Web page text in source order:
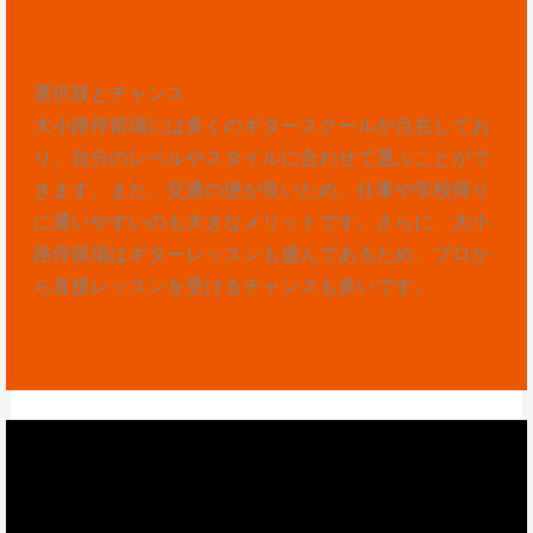
選択肢とチャンス
大小路停留場には多くのギタースクールが点在してお
り、自分のレベルやスタイルに合わせて選ぶことがで
きます。また、交通の便が良いため、仕事や学校帰り
に通いやすいのも大きなメリットです。さらに、大小
路停留場はギターレッスンも盛んであるため、プロか
ら直接レッスンを受けるチャンスも多いです。